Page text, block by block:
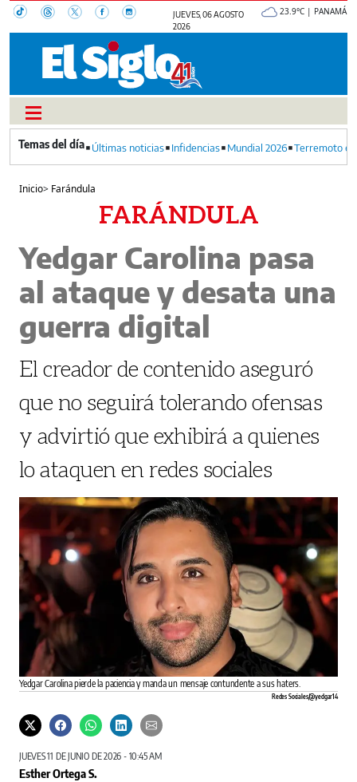
JUEVES, 06 AGOSTO
2026
23.9°C | PANAMÁ
Últimas noticias Infidencias Mundial 2026 Terremoto
Inicio> Farándula
FARÁNDULA
Yedgar Carolina pasa
al ataque y desata una
guerra digital
El creador de contenido aseguró
que no seguirá tolerando ofensas
y advirtió que exhibirá a quienes
lo ataquen en redes sociales
Yedgar Carolina pierde la paciencia y manda un mensaje contundente a sus haters.
Redes Sociales/@yedgar14
JUEVES 11 DE JUNIO DE 2026 - 10:45 AM
Esther Ortega S.